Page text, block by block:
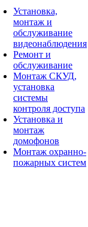
Установка,
монтаж и
обслуживание
видеонаблюдения
Ремонт и
обслуживание
Монтаж СКУД,
установка
системы
контроля доступа
Установка и
монтаж
домофонов
Монтаж охранно-
пожарных систем